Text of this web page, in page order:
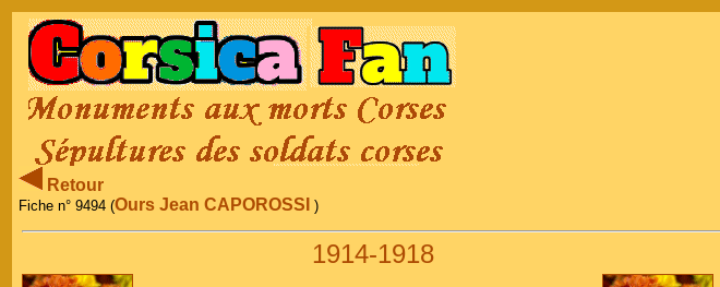
Retour
Fiche n° 9494 (Ours Jean CAPOROSSI )
1914-1918